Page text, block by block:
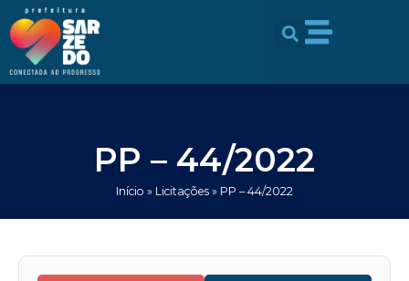
conteúdo
para
conteúdo
PP – 44/2022
Início » Licitações » PP – 44/2022